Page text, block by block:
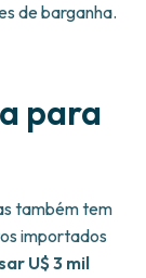
de barganha.
para
também tem
importados
U$ 3 mil